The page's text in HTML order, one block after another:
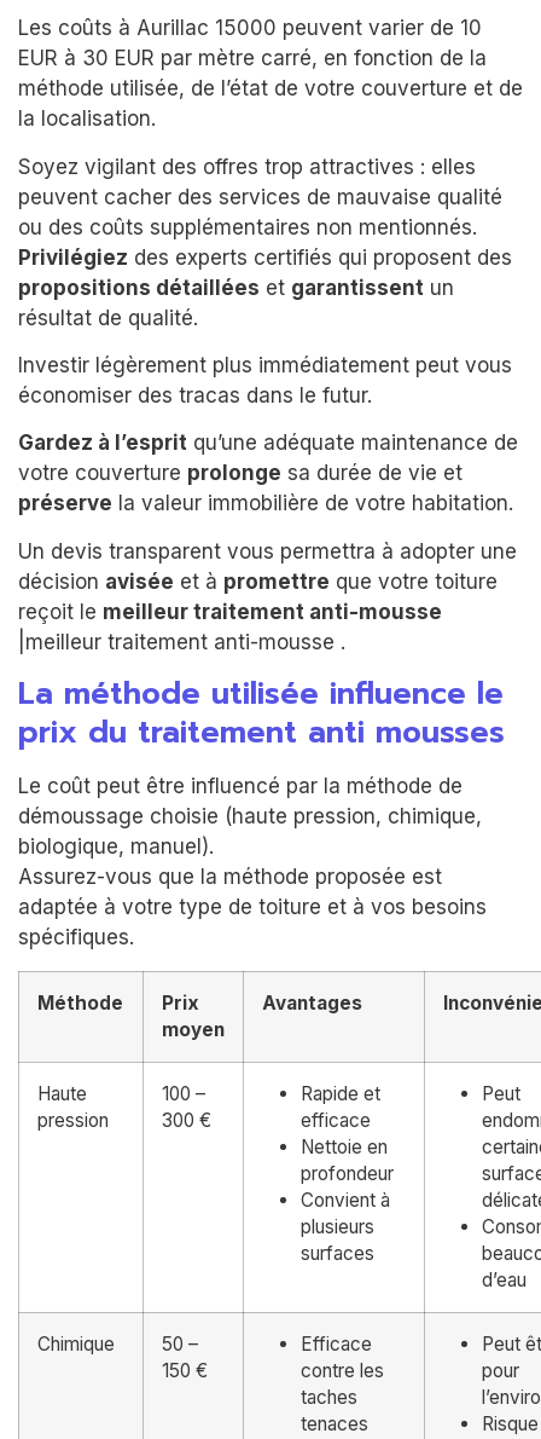
Les coûts à Aurillac 15000 peuvent varier de 10
EUR à 30 EUR par mètre carré, en fonction de la
méthode utilisée, de l’état de votre couverture et de
la localisation.
Soyez vigilant des offres trop attractives : elles
peuvent cacher des services de mauvaise qualité
ou des coûts supplémentaires non mentionnés.
Privilégiez des experts certifiés qui proposent des
propositions détaillées et garantissent un
résultat de qualité.
Investir légèrement plus immédiatement peut vous
économiser des tracas dans le futur.
Gardez à l’esprit qu’une adéquate maintenance de
votre couverture prolonge sa durée de vie et
préserve la valeur immobilière de votre habitation.
Un devis transparent vous permettra à adopter une
décision avisée et à promettre que votre toiture
reçoit le meilleur traitement anti-mousse
|meilleur traitement anti-mousse .
La méthode utilisée influence le
prix du traitement anti mousses
Le coût peut être influencé par la méthode de
démoussage choisie (haute pression, chimique,
biologique, manuel).
Assurez-vous que la méthode proposée est
adaptée à votre type de toiture et à vos besoins
spécifiques.
Méthode
Prix
moyen
Avantages
Haute
pression
100 –
300 €
Rapide et
efficace
Nettoie en
profondeur
Convient à
plusieurs
surfaces
Peut
d’eau
Chimique
50 –
150 €
Efficace
contre les
taches
tenaces
Peut
pour